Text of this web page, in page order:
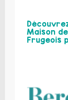
Maison
Frugeois